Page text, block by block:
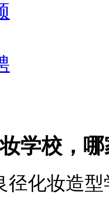
学校，
径化妆造型